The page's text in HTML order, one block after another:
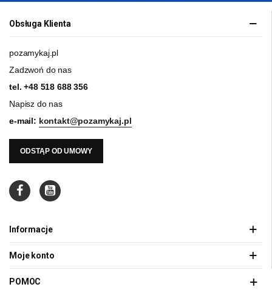
Obsługa Klienta
pozamykaj.pl
Zadzwoń do nas
tel.+48 518 688 356
Napisz do nas
e-mail: kontakt@pozamykaj.pl
ODSTĄP OD UMOWY
Informacje
Moje konto
POMOC